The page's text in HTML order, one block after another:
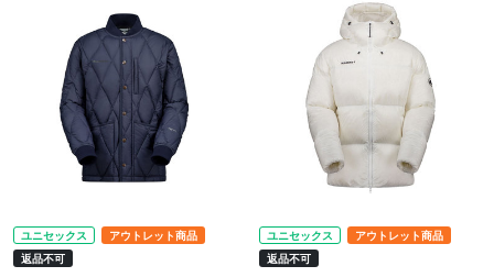
ユニセックス
アウトレット商品
返品不可
ユニセックス
アウトレット商品
返品不可